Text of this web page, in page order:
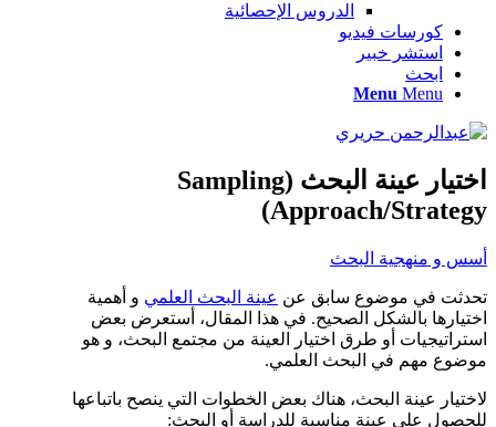
الدروس الإحصائية
كورسات فيديو
استشر خبير
ابحث
Menu Menu
اختيار عينة البحث (Sampling
Approach/Strategy)
أسس و منهجية البحث
تحدثت في موضوع سابق عن عينة البحث العلمي و أهمية
اختيارها بالشكل الصحيح. في هذا المقال، أستعرض بعض
استراتيجيات أو طرق اختيار العينة من مجتمع البحث، و هو
موضوع مهم في البحث العلمي.
لاختيار عينة البحث، هناك بعض الخطوات التي ينصح باتباعها
للحصول على عينة مناسبة للدراسة أو البحث: